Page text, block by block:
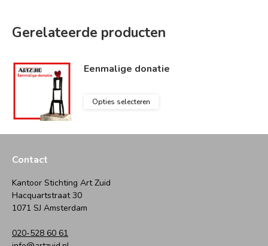
Gerelateerde producten
Eenmalige donatie
Opties selecteren
Contact
Kantoor Stichting Art Zuid
Hacquartstraat 30
1071 SJ Amsterdam
020-528 60 61